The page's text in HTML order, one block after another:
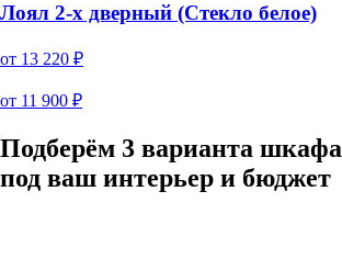
Лоял 2-х дверный (Стекло белое)
от 13 220 ₽
от 11 900 ₽
Подберём 3 варианта шкафа
под ваш интерьер и бюджет